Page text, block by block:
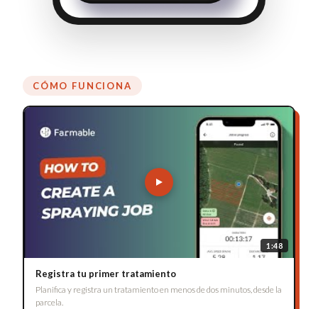
CÓMO FUNCIONA
1:48
Registra tu primer tratamiento
Planifica y registra un tratamiento en menos de dos minutos, desde la
parcela.